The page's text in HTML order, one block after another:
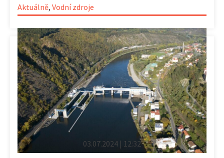
Aktuálně, Vodní zdroje
03.07.2024 | 12:32